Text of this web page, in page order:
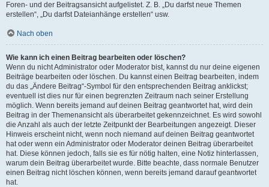
Foren- und der Beitragsansicht aufgelistet. Z. B. „Du darfst neue Themen
erstellen“, „Du darfst Dateianhänge erstellen“ usw.
Nach oben
Wie kann ich einen Beitrag bearbeiten oder löschen?
Wenn du nicht Administrator oder Moderator bist, kannst du nur deine eigenen
Beiträge bearbeiten oder löschen. Du kannst einen Beitrag bearbeiten, indem
du das „Ändere Beitrag“-Symbol für den entsprechenden Beitrag anklickst;
eventuell ist dies nur für einen begrenzten Zeitraum nach seiner Erstellung
möglich. Wenn bereits jemand auf deinen Beitrag geantwortet hat, wird dein
Beitrag in der Themenansicht als überarbeitet gekennzeichnet. Es wird sowohl
die Anzahl als auch der letzte Zeitpunkt der Bearbeitungen angezeigt. Dieser
Hinweis erscheint nicht, wenn noch niemand auf deinen Beitrag geantwortet
hat oder wenn ein Administrator oder Moderator deinen Beitrag überarbeitet
hat. Diese können jedoch, falls sie es für nötig halten, eine Notiz hinterlassen,
warum dein Beitrag überarbeitet wurde. Bitte beachte, dass normale Benutzer
einen Beitrag nicht löschen können, wenn bereits jemand darauf geantwortet
hat.